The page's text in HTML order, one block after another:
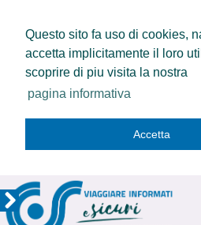
Questo sito fa uso di cookies,
accetta implicitamente il loro
scoprire di piu visita la nostra
pagina informativa
Accetta